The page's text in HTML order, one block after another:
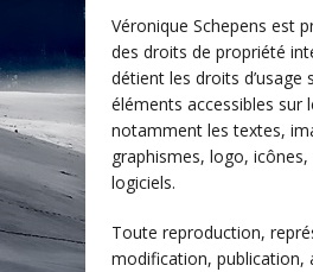
Véronique Schepens est
des droits de propriété
détient les droits d’usage
éléments accessibles sur
notamment les textes,
graphismes, logo, icônes,
logiciels.
Toute reproduction,
modification, publication,